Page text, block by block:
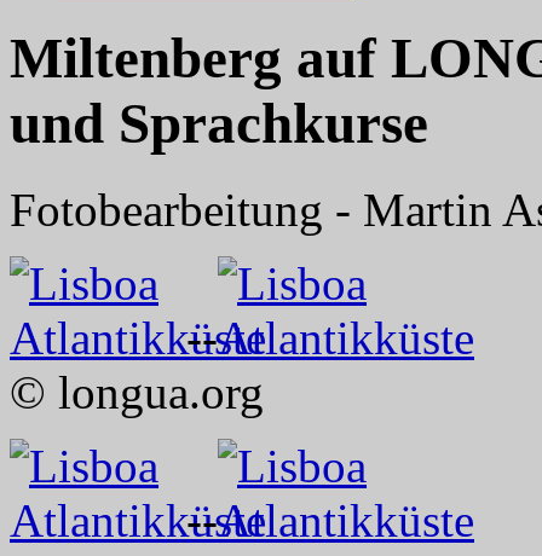
Miltenberg auf
und Sprachkurse
Fotobearbeitung - Martin
--
© longua.org
--